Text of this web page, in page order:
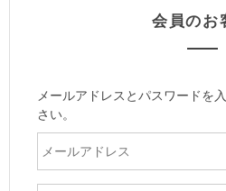
会員のお
メールアドレスとパスワードを
さい。